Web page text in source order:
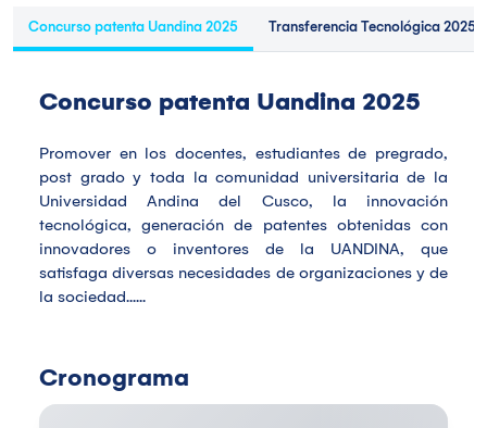
Concurso patenta Uandina 2025 Transferencia Tecnológica 2025
Concurso patenta Uandina 2025
Promover en los docentes, estudiantes de pregrado,
post grado y toda la comunidad universitaria de la
Universidad Andina del Cusco, la innovación
tecnológica, generación de patentes obtenidas con
innovadores o inventores de la UANDINA, que
satisfaga diversas necesidades de organizaciones y de
la sociedad......
Cronograma